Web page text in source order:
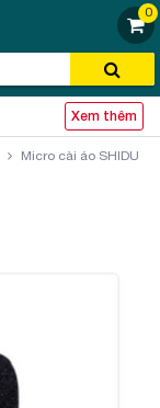
0
Xem thêm
Micro cài áo SHIDU